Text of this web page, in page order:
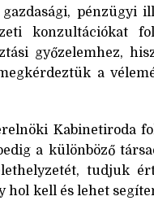
pénzügyi
konzultációkat
győzelemhez,
a
Kabinetiroda
a különböző
tudjuk
hol kell és lehet